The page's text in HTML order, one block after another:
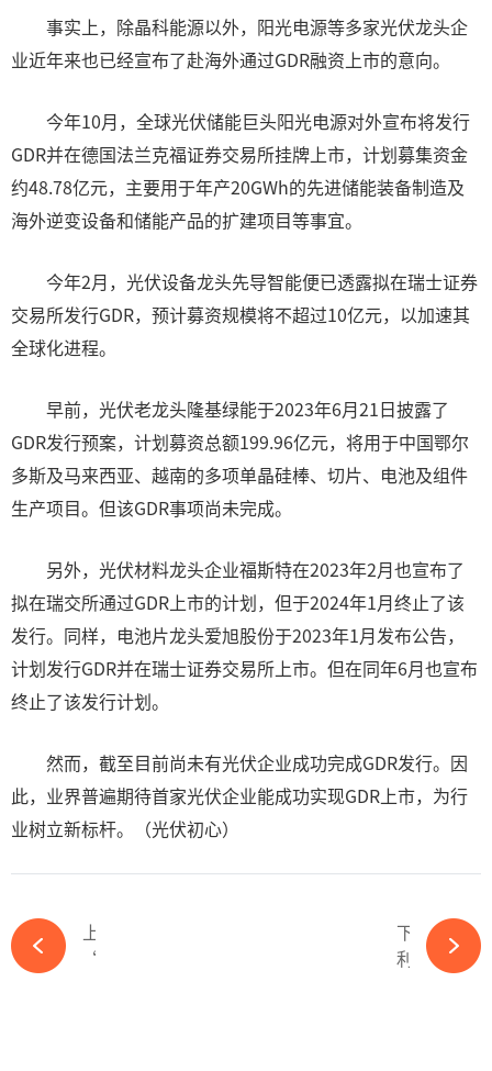
事实上，除晶科能源以外，阳光电源等多家光伏龙头企
业近年来也已经宣布了赴海外通过GDR融资上市的意向。
今年10月，全球光伏储能巨头阳光电源对外宣布将发行
GDR并在德国法兰克福证券交易所挂牌上市，计划募集资金
约48.78亿元，主要用于年产20GWh的先进储能装备制造及
海外逆变设备和储能产品的扩建项目等事宜。
今年2月，光伏设备龙头先导智能便已透露拟在瑞士证券
交易所发行GDR，预计募资规模将不超过10亿元，以加速其
全球化进程。
早前，光伏老龙头隆基绿能于2023年6月21日披露了
GDR发行预案，计划募资总额199.96亿元，将用于中国鄂尔
多斯及马来西亚、越南的多项单晶硅棒、切片、电池及组件
生产项目。但该GDR事项尚未完成。
另外，光伏材料龙头企业福斯特在2023年2月也宣布了
拟在瑞交所通过GDR上市的计划，但于2024年1月终止了该
发行。同样，电池片龙头爱旭股份于2023年1月发布公告，
计划发行GDR并在瑞士证券交易所上市。但在同年6月也宣布
终止了该发行计划。
然而，截至目前尚未有光伏企业成功完成GDR发行。因
此，业界普遍期待首家光伏企业能成功实现GDR上市，为行
业树立新标杆。（光伏初心）
下一篇
利润暴涨229.52%！德业股份海外建厂-必赢体育官网网站